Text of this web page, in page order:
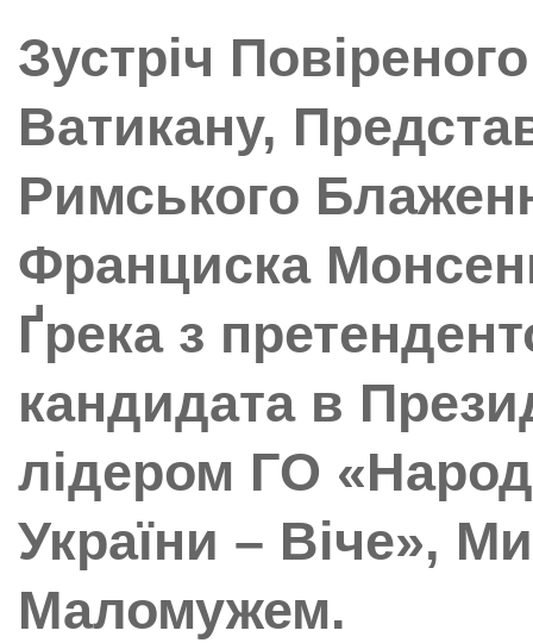
o
k
Зустріч
Ватикану,
Римського
Франциска
Ґрека з
кандидата в
лідером ГО
України – Віче»,
Маломужем.